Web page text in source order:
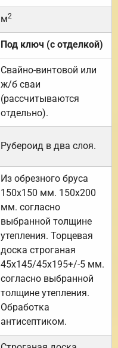
м2
Под ключ (с отделкой)
Свайно-винтовой или
ж/б сваи
(рассчитываются
отдельно).
Рубероид в два слоя.
Из обрезного бруса
150х150 мм. 150х200
мм. согласно
выбранной толщине
утепления. Торцевая
доска строганая
45х145/45х195+/-5 мм.
согласно выбранной
толщине утепления.
Обработка
антисептиком.